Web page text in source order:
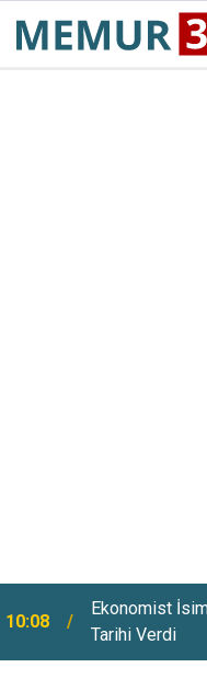
10:08
Ekonomist
Tarihi Verdi